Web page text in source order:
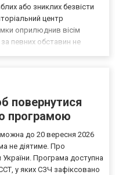
або зниклих безвісти
центр
оприлюднив вісім
за певних обставин не
повернутися
програмою
до 20 вересня 2026
не діятиме. Про
Програма доступна
у яких СЗЧ зафіксовано